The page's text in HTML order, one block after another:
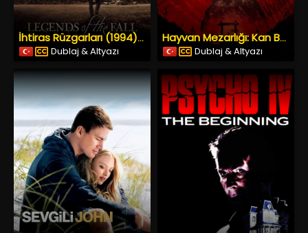
İhtiras Rüzgarları (1994) İzle
Dublaj & Altyazı
Hayvan Mezarlığı: Kan Bağı (2023) İzle
Dublaj & Altyazı